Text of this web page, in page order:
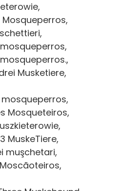
Musketiere,
Mosqueteiros,
MuskeTiere,
muşchetari,